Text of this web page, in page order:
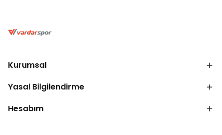
Kurumsal
Yasal Bilgilendirme
Hesabım